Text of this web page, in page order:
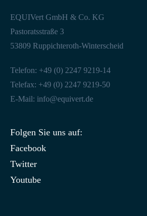
EQUIVert GmbH & Co. KG
Pastoratsstraße 3
53809 Ruppichteroth-Winterscheid
Telefon: +49 (0) 2247 9219-14
Telefax: +49 (0) 2247 9219-50
E-Mail: info@equivert.de
Folgen Sie uns auf:
Facebook
Twitter
Youtube